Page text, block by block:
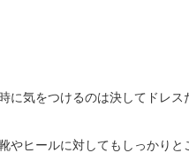
に気をつけるのは決してドレス
やヒールに対してもしっかり